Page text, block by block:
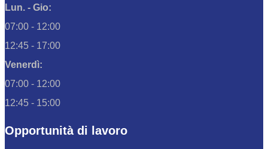
Lun. - Gio:
07:00 - 12:00
12:45 - 17:00
Venerdì:
07:00 - 12:00
12:45 - 15:00
Opportunità di lavoro